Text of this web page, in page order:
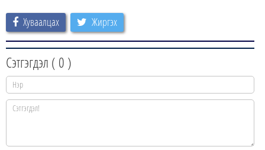
Хуваалцах Жиргэх
Сэтгэгдэл ( 0 )